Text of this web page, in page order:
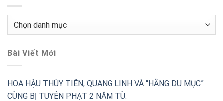
Chuyên
Bài Viết Mới
HOA HẬU THÙY TIÊN, QUANG LINH VÀ “HẰNG DU MỤC”
CÙNG BỊ TUYÊN PHẠT 2 NĂM TÙ.